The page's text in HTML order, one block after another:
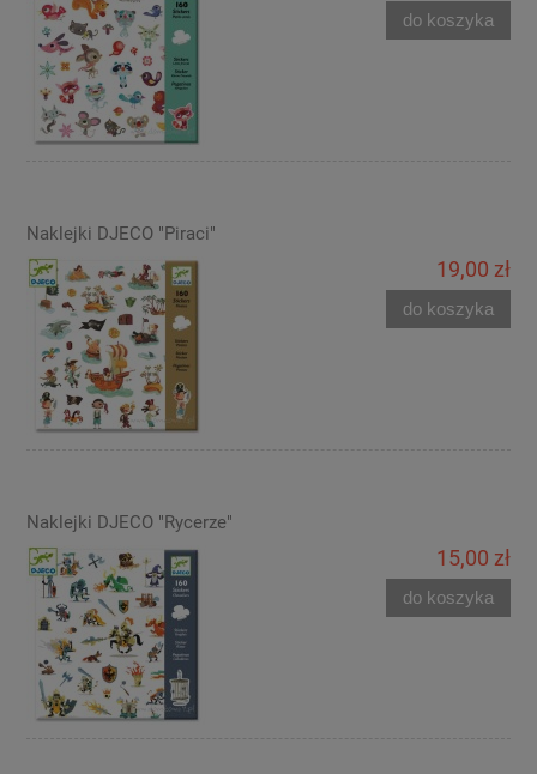
do koszyka
Naklejki DJECO "Piraci"
19,00 zł
do koszyka
Naklejki DJECO "Rycerze"
15,00 zł
do koszyka